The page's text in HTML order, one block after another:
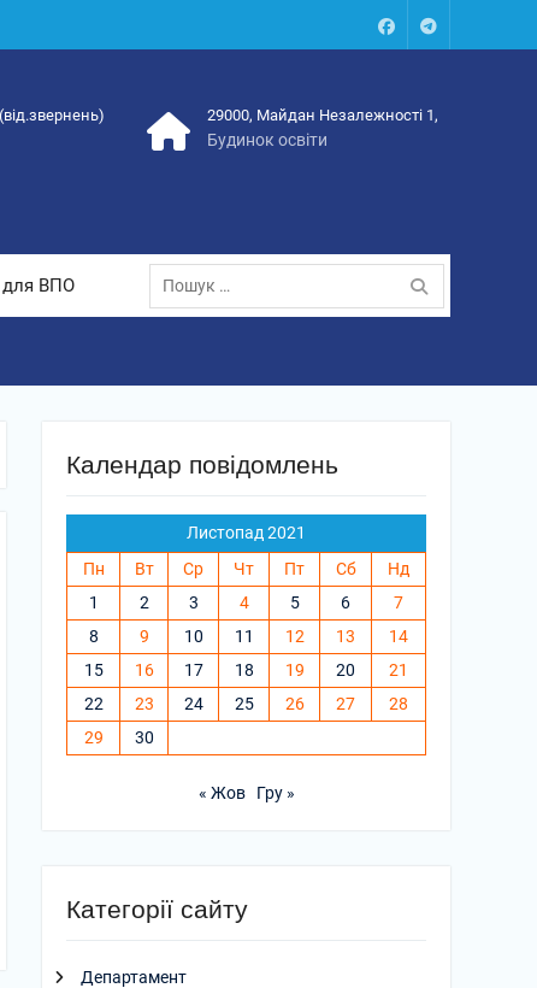
FacebookTalegram
29000, Майдан Незалежності 1,
Будинок освіти
для ВПО
Пошук:
Календар повідомлень
Листопад 2021
Пн
Вт Ср Чт Пт Сб
Нд
1
2 3 4 5 6
7
8
9 10 11 12 13
14
15
16 17 18 19 20
21
22
23 24 25 26 27
28
29
30
« Жов Гру »
Категорії сайту
Департамент